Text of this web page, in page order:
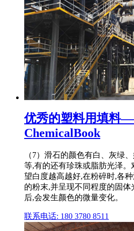
优秀的塑料用填料
ChemicalBook
（7）滑石的颜色有白、灰绿
等,有的还有珍珠或脂肪光泽
望白度越高越好,在粉碎时,各
的粉末,并呈现不同程度的固体
后,会发生颜色的微量变化。
联系电话: 180 3780 8511